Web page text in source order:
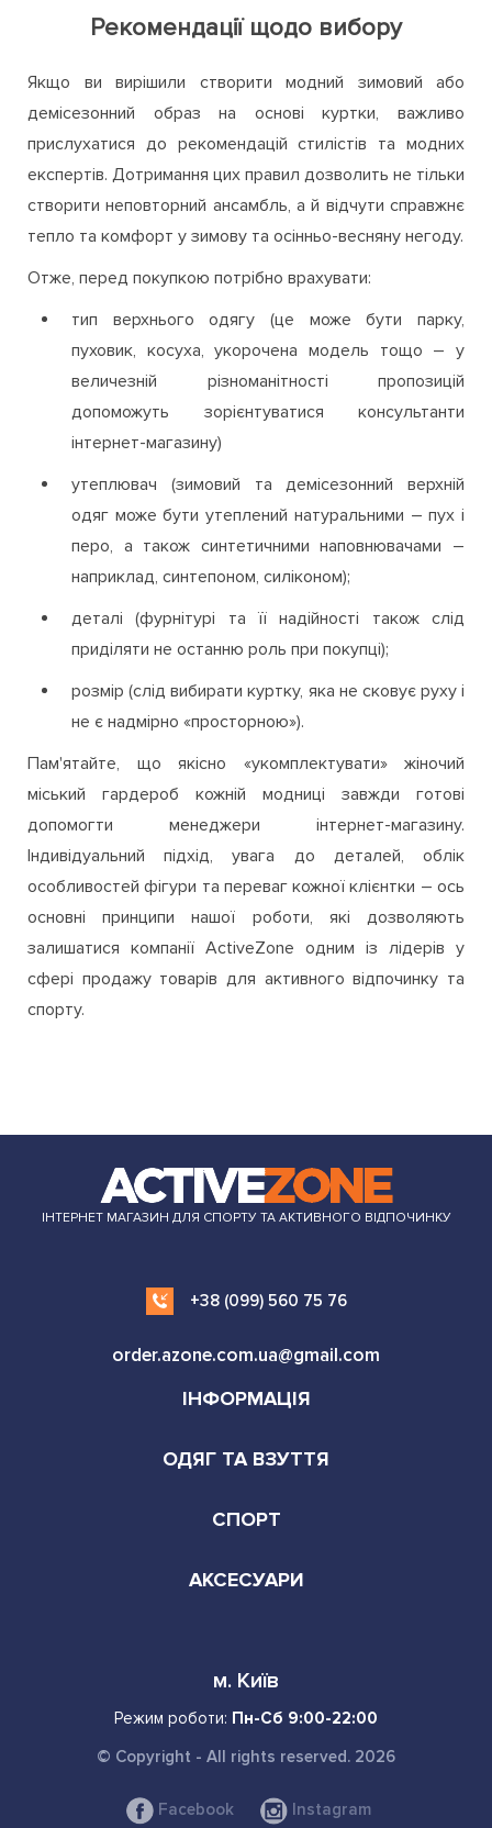
Рекомендації щодо вибору
Якщо ви вирішили створити модний зимовий або
демісезонний образ на основі куртки, важливо
прислухатися до рекомендацій стилістів та модних
експертів. Дотримання цих правил дозволить не тільки
створити неповторний ансамбль, а й відчути справжнє
тепло та комфорт у зимову та осінньо-весняну негоду.
Отже, перед покупкою потрібно врахувати:
тип верхнього одягу (це може бути парку,
пуховик, косуха, укорочена модель тощо – у
величезній різноманітності пропозицій
допоможуть зорієнтуватися консультанти
інтернет-магазину)
утеплювач (зимовий та демісезонний верхній
одяг може бути утеплений натуральними – пух і
перо, а також синтетичними наповнювачами –
наприклад, синтепоном, силіконом);
деталі (фурнітурі та її надійності також слід
приділяти не останню роль при покупці);
розмір (слід вибирати куртку, яка не сковує руху і
не є надмірно «просторною»).
Пам'ятайте, що якісно «укомплектувати» жіночий
міський гардероб кожній модниці завжди готові
допомогти менеджери інтернет-магазину.
Індивідуальний підхід, увага до деталей, облік
особливостей фігури та переваг кожної клієнтки – ось
основні принципи нашої роботи, які дозволяють
залишатися компанії ActiveZone одним із лідерів у
сфері продажу товарів для активного відпочинку та
спорту.
ІНТЕРНЕТ МАГАЗИН ДЛЯ СПОРТУ ТА АКТИВНОГО ВІДПОЧИНКУ
+38 (099) 560 75 76
order.azone.com.ua@gmail.com
ІНФОРМАЦІЯ
ОДЯГ ТА ВЗУТТЯ
СПОРТ
АКСЕСУАРИ
м. Київ
Режим роботи: Пн-Сб 9:00-22:00
© Copyright - All rights reserved. 2026
Facebook Instagram